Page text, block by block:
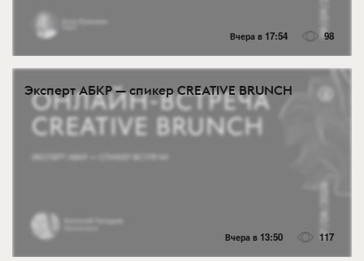
Вчера в 17:54 98
Эксперт АБКР — спикер CREATIVE BRUNCH
Вчера в 13:50 117